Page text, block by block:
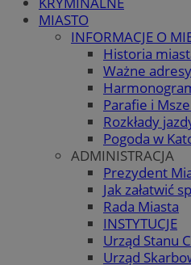
MIASTO
INFORMACJE O
Historia
Ważne
Parafie i
Rozkłady
Pogoda w
ADMINISTRACJA
Prezydent
Jak załatwić
Rada Miasta
INSTYTUCJE
Urząd Stanu
Urząd